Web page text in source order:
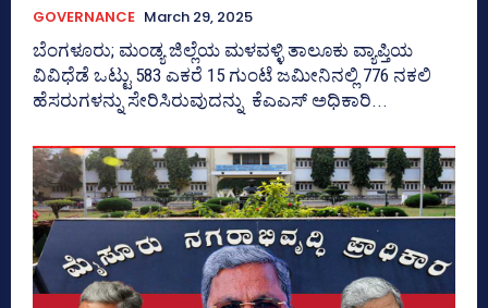
GOVERNANCE March 29, 2025
ಬೆಂಗಳೂರು; ಮಂಡ್ಯ ಜಿಲ್ಲೆಯ ಮಳವಳ್ಳಿ ತಾಲೂಕು ವ್ಯಾಪ್ತಿಯ
ವಿವಿಧೆಡೆ ಒಟ್ಟು 583 ಎಕರೆ 15 ಗುಂಟೆ ಜಮೀನಿನಲ್ಲಿ 776 ನಕಲಿ
ಹೆಸರುಗಳನ್ನು ಸೇರಿಸಿರುವುದನ್ನು ಕೆಎಎಸ್‌ ಅಧಿಕಾರಿ...